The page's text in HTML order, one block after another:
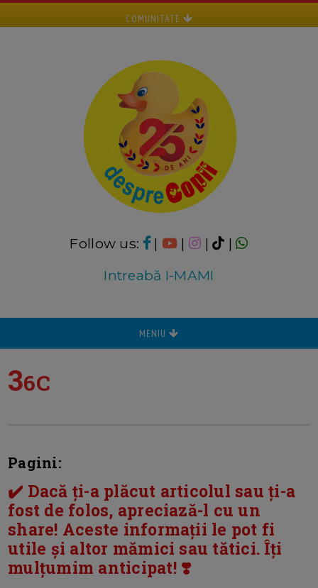
COMUNITATE
Follow us: | | |
|
Intreabă I-MAMI
MENIU
36C
Pagini:
✔️ Dacă ți-a plăcut articolul sau ți-a
fost de folos, apreciază-l cu un
share! Aceste informații le pot fi
utile și altor mămici sau tătici. Îți
mulțumim anticipat! ❣️